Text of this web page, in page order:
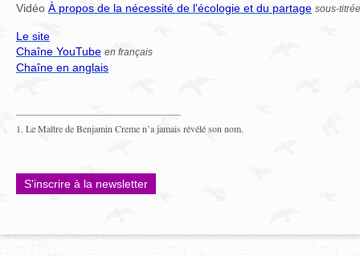
Vidéo À propos de la nécessité de l'écologie et du partage sous-
Le site
Chaîne YouTube en français
Chaîne en anglais
1. Le Maître de Benjamin Creme n’a jamais révélé son nom.
S'inscrire à la newsletter